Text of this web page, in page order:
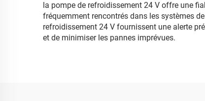
la pompe de refroidissement 24 V offre une
fréquemment rencontrés dans les systèmes
refroidissement 24 V fournissent une alerte
et de minimiser les pannes imprévues.